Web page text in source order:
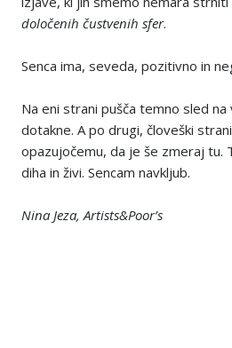
določenih čustvenih sfer.
Senca ima, seveda, pozitivno in
Na eni strani pušča temno sled
dotakne. A po drugi, človeški
opazujočemu, da je še zmeraj tu.
diha in živi. Sencam navkljub.
Nina Jeza, Artists&Poor’s